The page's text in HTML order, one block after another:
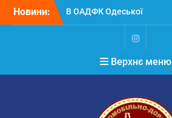
Новини:
В ОАДФК Одеської
політехніки стартують
Головистудентського
самоврядування
РЕЗУЛЬТАТИ ВИБОРІВ
СТУДЕНТСЬКОГО
САМОВРЯДУВАННЯ
Instagram
Верхнє меню